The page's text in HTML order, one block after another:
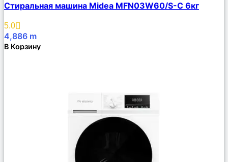
Описание
Избранное
Стиральная машина Midea MFN03W60/S-C 6кг
5.0
4,886 m
В Корзину